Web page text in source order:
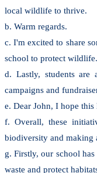
local wildlife to thrive.
b. Warm regards.
c. I'm excited to share
school to protect wildlife.
d. Lastly, students are
campaigns and
e. Dear John, I hope
f. Overall, these
biodiversity and making
g. Firstly, our school
waste and protect